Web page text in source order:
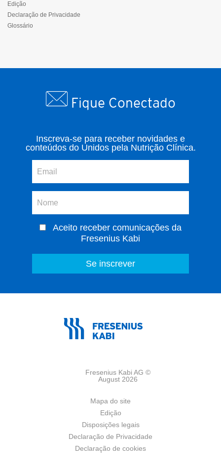
Edição
Declaração de Privacidade
Glossário
Fique Conectado
Inscreva-se para receber novidades e
conteúdos do Unidos pela Nutrição Clínica.
Aceito receber comunicações da
Fresenius Kabi
Fresenius Kabi AG ©
August 2026
Mapa do site
Edição
Disposições legais
Declaração de Privacidade
Declaração de cookies